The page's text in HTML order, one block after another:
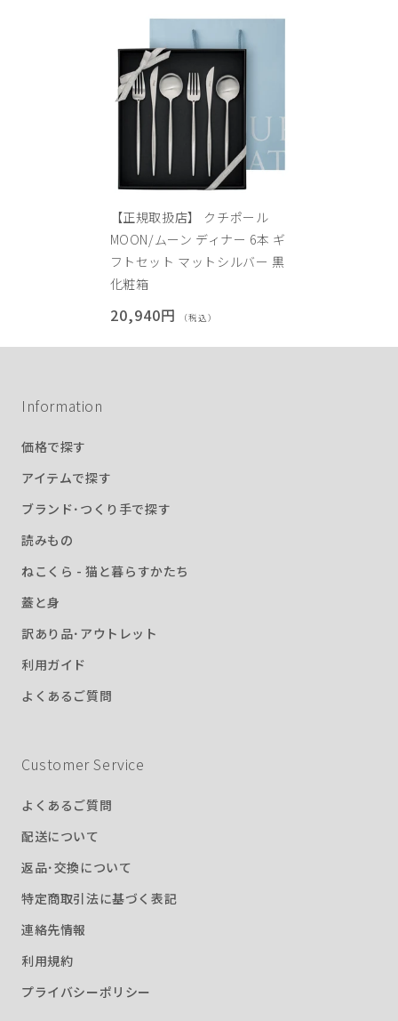
【正規取扱店】 クチポール
MOON/ムーン ディナー 6本 ギ
フトセット マットシルバー 黒
化粧箱
20,940円 （税込）
Information
価格で探す
アイテムで探す
ブランド･つくり手で探す
読みもの
ねこくら - 猫と暮らすかたち
蓋と身
訳あり品･アウトレット
利用ガイド
よくあるご質問
Customer Service
よくあるご質問
配送について
返品･交換について
特定商取引法に基づく表記
連絡先情報
利用規約
プライバシーポリシー